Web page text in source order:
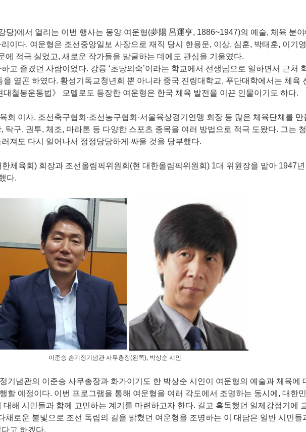
당)에서 열리는 이번 행사는 몽양 여운형(夢陽 呂運亨, 1886~1947)의 예술, 체육 분
이다. 여운형은 조선중앙일보 사장으로 재직 당시 한용운, 이상, 심훈, 박태훈, 이기
에 적극 실었고, 새로운 작가들을 발굴하는 데에도 관심을 기울였다.
고 즐겼던 사람이었다. 강릉 ‘초당의숙’이라는 학교에서 선생님으로 일하면서 근처
열곤 하였다. 황성기독교청년회 뿐 아니라 중국 진링대학교, 푸단대학에서는 체육
대철봉운동법》 모델로도 등장한 여운형은 한국 체육 발전을 이끈 인물이기도 하다.
회 이사. 조선축구협회·조선농구협회·서울육상경기연맹 회장 등 많은 체육단체를 만
탁구, 권투, 체조, 마라톤 등 다양한 스포츠 종목을 여러 방법으로 적극 도왔다. 그는
져도 다시 일어나서 정정당당하게 싸울 것을 당부했다.
체육회) 회장과 조선올림픽위원회(현 대한올림픽위원회) 1대 위원장을 맡아 1947
다.
이준승 손기정기념관 사무총장(왼쪽), 박상순 시인
기념관의 이준승 사무총장과 화가이기도 한 박상순 시인이 여운형의 예술과 체육에
할 예정이다. 이번 프로그램을 통해 여운형을 여러 각도에서 조명하는 동시에, 대한
대해 시민들과 함께 고민하는 계기를 마련하고자 한다. 길고 혹독했던 일제강점기에
채로운 불빛으로 조선 독립의 길을 밝혔던 여운형을 조명하는 이 대담은 일반 시민들
고 하겠다.